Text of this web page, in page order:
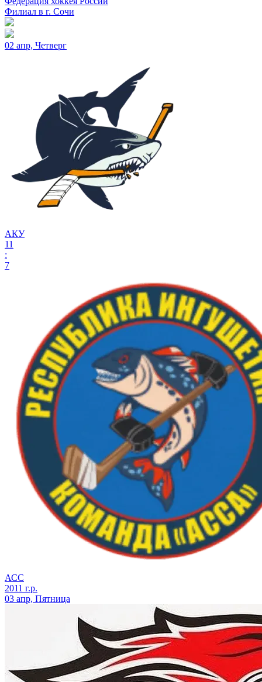
Филиал в г. Сочи
02 апр, Четверг
АКУ
11
:
7
АСС
2011 г.р.
03 апр, Пятница